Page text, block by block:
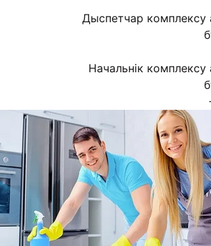
Дыспетчар комплексу
Начальнік